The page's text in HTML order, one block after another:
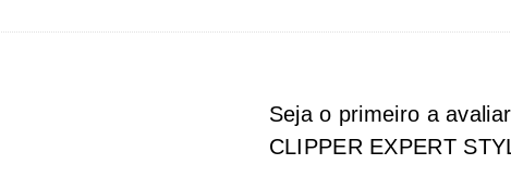
Seja o primeiro a
CLIPPER EXPERT